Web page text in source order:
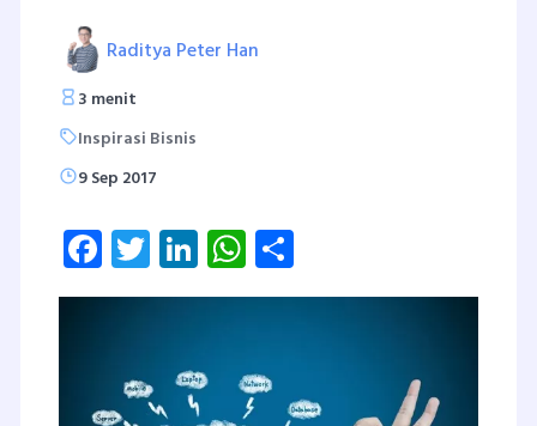
Raditya Peter Han
3 menit
Inspirasi Bisnis
9 Sep 2017
Facebook
Twitter
LinkedInWhatsApp